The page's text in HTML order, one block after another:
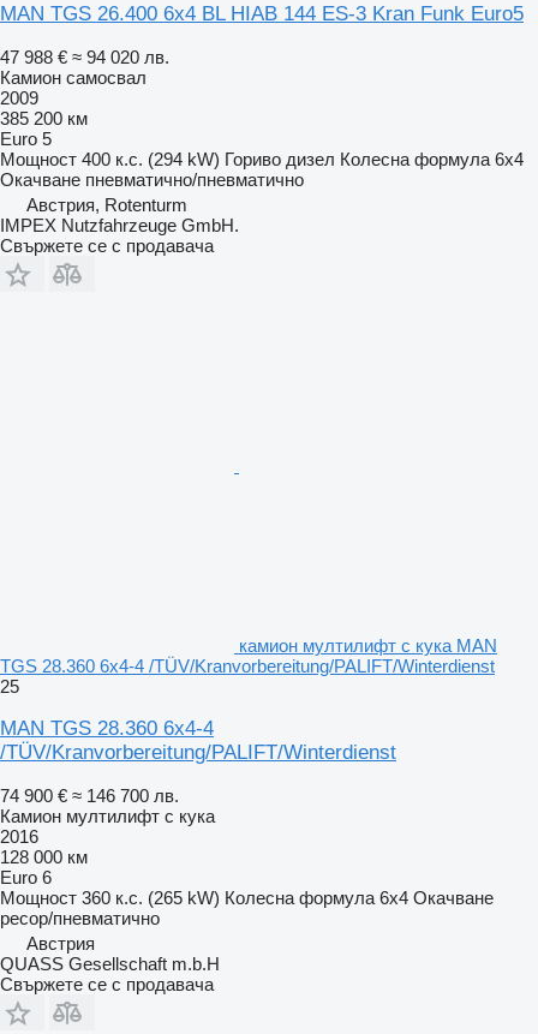
MAN TGS 26.400 6x4 BL HIAB 144 ES-3 Kran Funk Euro5
47 988 € ≈ 94 020 лв.
Камион самосвал
2009
385 200 км
Euro 5
Мощност 400 к.с. (294 kW) Гориво дизел Колесна формула 6x4
Окачване пневматично/пневматично
Австрия, Rotenturm
IMPEX Nutzfahrzeuge GmbH.
Свържете се с продавача
камион мултилифт с кука MAN
TGS 28.360 6x4-4 /TÜV/Kranvorbereitung/PALIFT/Winterdienst
25
MAN TGS 28.360 6x4-4
/TÜV/Kranvorbereitung/PALIFT/Winterdienst
74 900 € ≈ 146 700 лв.
Камион мултилифт с кука
2016
128 000 км
Euro 6
Мощност 360 к.с. (265 kW) Колесна формула 6x4 Окачване
ресор/пневматично
Австрия
QUASS Gesellschaft m.b.H
Свържете се с продавача